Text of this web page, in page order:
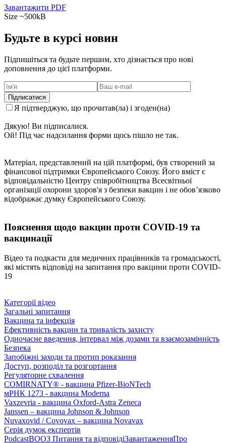
Завантажити PDF
Size ~500kB
Будьте в курсі новин
Підпишіться та будьте першим, хто дізнається про нові
доповнення до цієї платформи.
Я підтверджую, що прочитав(ла) і згоден(на)
Дякую! Ви підписалися.
Ой! Під час надсилання форми щось пішло не так.
Матеріал, представлений на цій платформі, був створений за
фінансової підтримки Європейського Союзу. Його вміст є
відповідальністю Центру співробітництва Всесвітньої
організації охорони здоров'я з безпеки вакцин і не обов’язково
відображає думку Європейського Союзу.
Пояснення щодо вакцин проти COVID-19 та
вакцинації
Відео та подкасти для медичних працівників та громадськості,
які містять відповіді на запитання про вакцини проти COVID-
19
Категорії відео
Загальні запитання
Вакцина та інфекція
Ефективність вакцин та тривалість захисту
Одночасне введення, інтервал між дозами та взаємозамінність
Безпека
Запобіжні заходи та протип роказання
Доступ, розподіл та розгортання
Регуляторне схвалення
COMIRNATY® - вакцина Pfizer-BioNTech
мРНК 1273 - вакцина Moderna
Vaxzevria - вакцина Oxford-Astra Zeneca
Janssen – вакцина Johnson & Johnson
Nuvaxovid / Covovax – вакцина Novavax
Серія думок експертів
PodcastВООЗ Питання та відповідіЗавантаженняПро